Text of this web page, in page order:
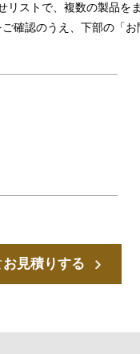
リストで、複数の製品を
確認のうえ、下部の「
お見積りする